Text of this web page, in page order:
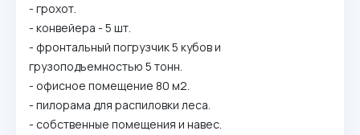
- грохот.
- конвейера - 5 шт.
- фронтальный погрузчик 5 кубов и
грузоподъемностью 5 тонн.
- офисное помещение 80 м2.
- пилорама для распиловки леса.
- собственные помещения и навес.